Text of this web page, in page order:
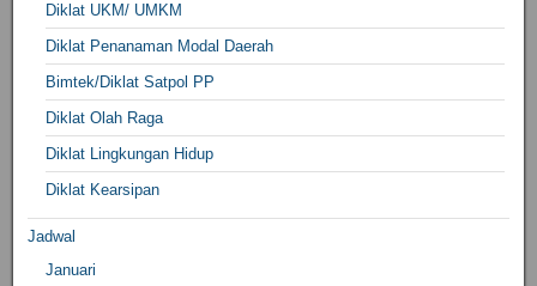
Diklat UKM/ UMKM
Diklat Penanaman Modal Daerah
Bimtek/Diklat Satpol PP
Diklat Olah Raga
Diklat Lingkungan Hidup
Diklat Kearsipan
Jadwal
Januari